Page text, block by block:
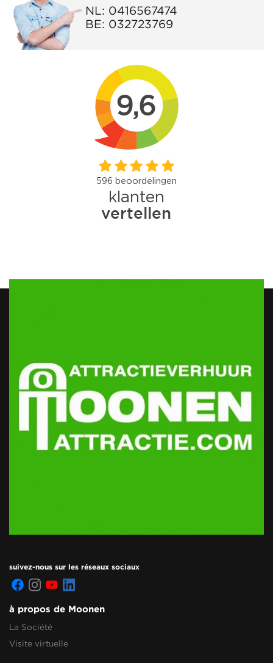
NL: 0416567474
BE: 032723769
suivez-nous sur les réseaux sociaux
à propos de Moonen
La Société
Visite virtuelle